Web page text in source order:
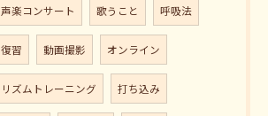
声楽コンサート 歌うこと 呼吸法
復習 動画撮影 オンライン
リズムトレーニング 打ち込み